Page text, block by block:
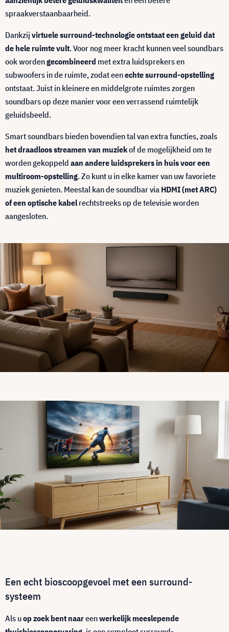
spraakverstaanbaarheid.
Dankzij virtuele surround-technologie ontstaat een geluid dat
de hele ruimte vult. Voor nog meer kracht kunnen veel soundbars
ook wordengecombineerd met extra luidsprekers en
subwoofers in de ruimte, zodat eenechte surround-opstelling
ontstaat. Juist in kleinere en middelgrote ruimtes zorgen
soundbars op deze manier voor een verrassend ruimtelijk
geluidsbeeld.
Smart soundbars bieden bovendien tal van extra functies, zoals
het draadloos streamen van muziekof de mogelijkheid om te
worden gekoppeld aan andere luidsprekers in huis voor een
multiroom-opstelling. Zo kunt u in elke kamer van uw favoriete
muziek genieten. Meestal kan de soundbar via HDMI (met ARC)
of een optische kabelrechtstreeks op de televisie worden
aangesloten.
Een echt bioscoopgevoel met een surround-
systeem
Als uop zoek bent naareenwerkelijk meeslepende